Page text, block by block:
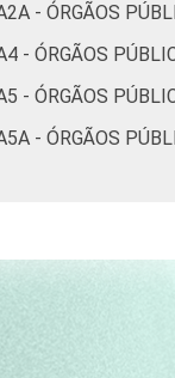
- ÓRGÃOS
- ÓRGÃOS
- ÓRGÃOS
- ÓRGÃOS